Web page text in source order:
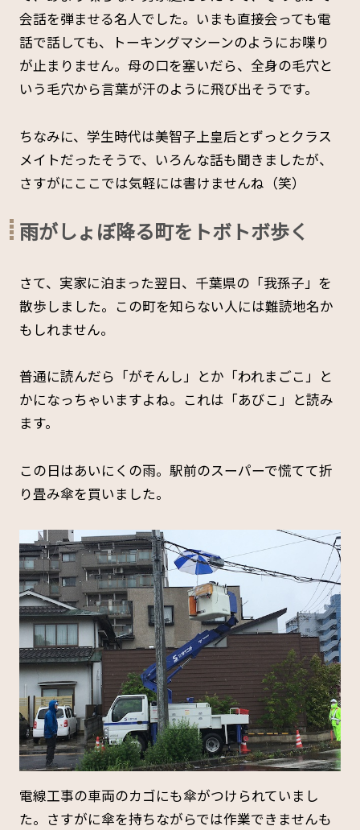
会話を弾ませる名人でした。いまも直接会っても電
話で話しても、トーキングマシーンのようにお喋り
が止まりません。母の口を塞いだら、全身の毛穴と
いう毛穴から言葉が汗のように飛び出そうです。
ちなみに、学生時代は美智子上皇后とずっとクラス
メイトだったそうで、いろんな話も聞きましたが、
さすがにここでは気軽には書けませんね（笑）
雨がしょぼ降る町をトボトボ歩く
さて、実家に泊まった翌日、千葉県の「我孫子」を
散歩しました。この町を知らない人には難読地名か
もしれません。
普通に読んだら「がそんし」とか「われまごこ」と
かになっちゃいますよね。これは「あびこ」と読み
ます。
この日はあいにくの雨。駅前のスーパーで慌てて折
り畳み傘を買いました。
電線工事の車両のカゴにも傘がつけられていまし
た。さすがに傘を持ちながらでは作業できませんも